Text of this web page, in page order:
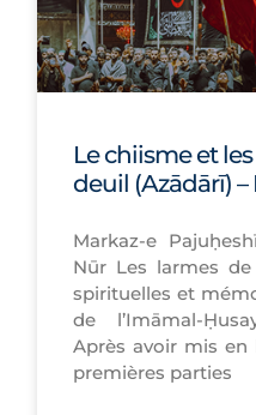
Le chiisme et
deuil (Azādārī) –
Markaz-e
Nūr Les larmes
spirituelles et
de l’Imāmal-
Après avoir mis en
premières parties